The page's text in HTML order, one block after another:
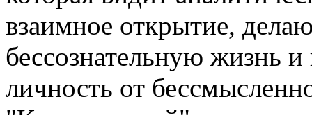
взаимное открытие,
бессознательную жизнь
личность от